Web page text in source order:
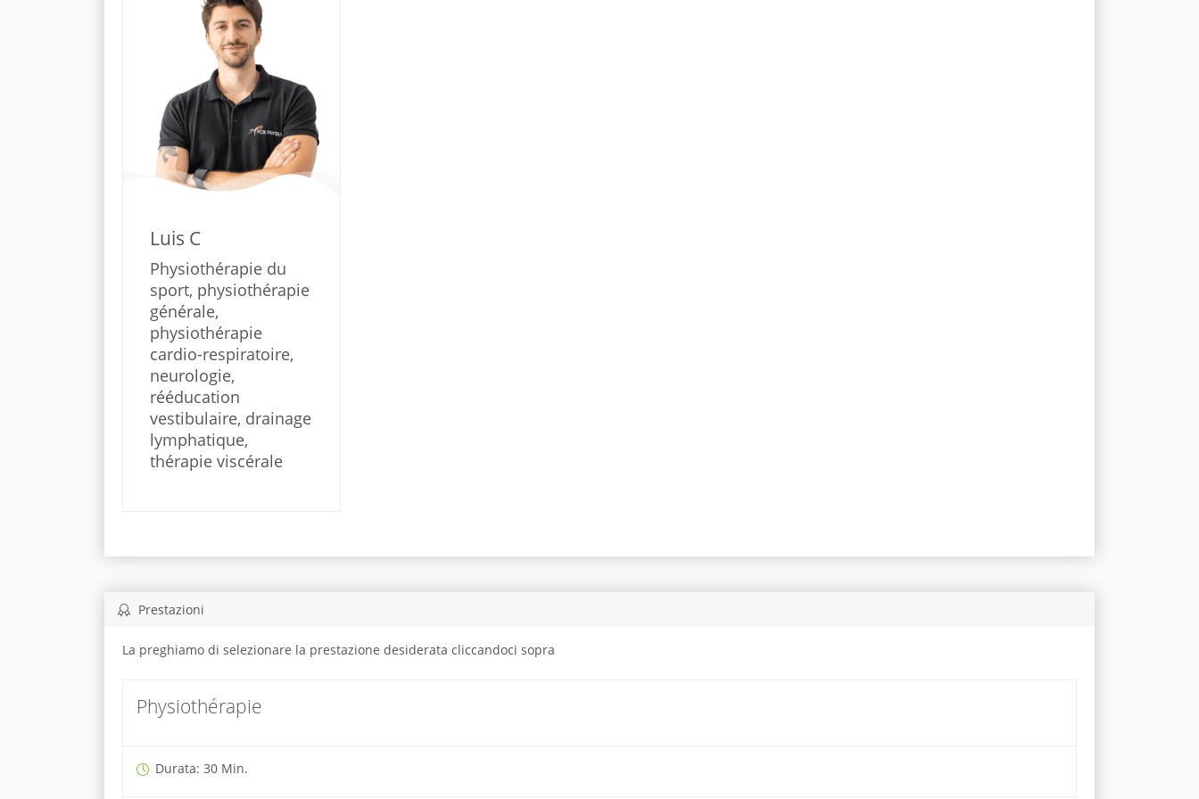
Luis C
Physiothérapie du
sport, physiothérapie
générale,
physiothérapie
cardio-respiratoire,
neurologie,
rééducation
vestibulaire, drainage
lymphatique,
thérapie viscérale
Prestazioni
La preghiamo di selezionare la prestazione desiderata cliccandoci sopra
Physiothérapie
Durata: 30 Min.